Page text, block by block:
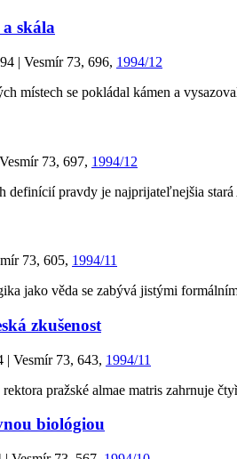
skála
| Vesmír 73, 696, 1994/12
místech se pokládal kámen a
73, 697, 1994/12
definícií pravdy je najprijateľnejšia
73, 605, 1994/11
jako věda se zabývá jistými
zkušenost
| Vesmír 73, 643, 1994/11
pražské almae matris zahrnuje
biológiou